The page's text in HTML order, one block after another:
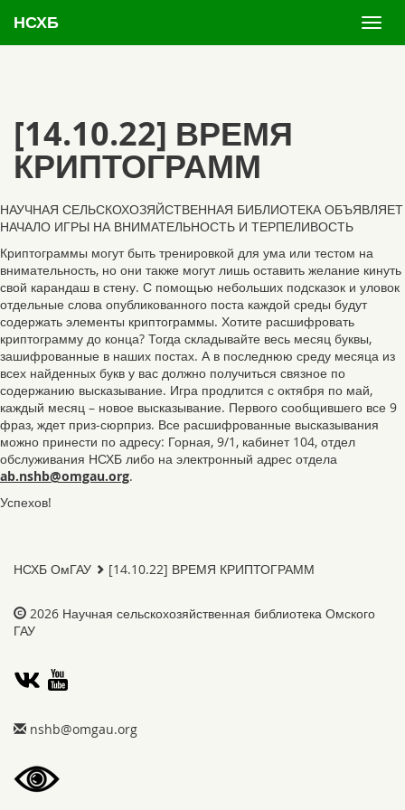
НСХБ
[14.10.22] ВРЕМЯ
КРИПТОГРАММ
НАУЧНАЯ СЕЛЬСКОХОЗЯЙСТВЕННАЯ БИБЛИОТЕКА ОБЪЯВЛЯЕТ
НАЧАЛО ИГРЫ НА ВНИМАТЕЛЬНОСТЬ И ТЕРПЕЛИВОСТЬ
Криптограммы могут быть тренировкой для ума или тестом на
внимательность, но они также могут лишь оставить желание кинуть
свой карандаш в стену. С помощью небольших подсказок и уловок
отдельные слова опубликованного поста каждой среды будут
содержать элементы криптограммы. Хотите расшифровать
криптограмму до конца? Тогда складывайте весь месяц буквы,
зашифрованные в наших постах. А в последнюю среду месяца из
всех найденных букв у вас должно получиться связное по
содержанию высказывание. Игра продлится с октября по май,
каждый месяц – новое высказывание. Первого сообщившего все 9
фраз, ждет приз-сюрприз. Все расшифрованные высказывания
можно принести по адресу: Горная, 9/1, кабинет 104, отдел
обслуживания НСХБ либо на электронный адрес отдела
gro.uagmo@bhsn.ba‎.
Успехов!
НСХБ ОмГАУ [14.10.22] ВРЕМЯ КРИПТОГРАММ
2026 Научная сельскохозяйственная библиотека Омского
ГАУ
gro.uagmo@bhsn